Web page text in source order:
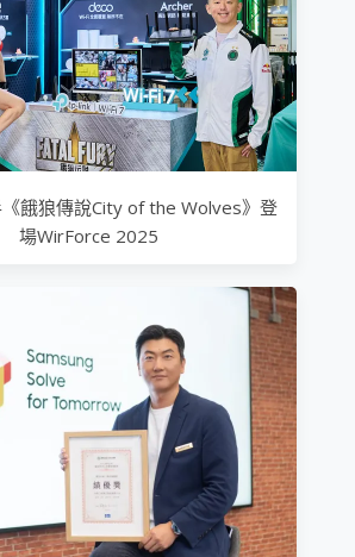
餓狼傳說City of the Wolves》登
場WirForce 2025